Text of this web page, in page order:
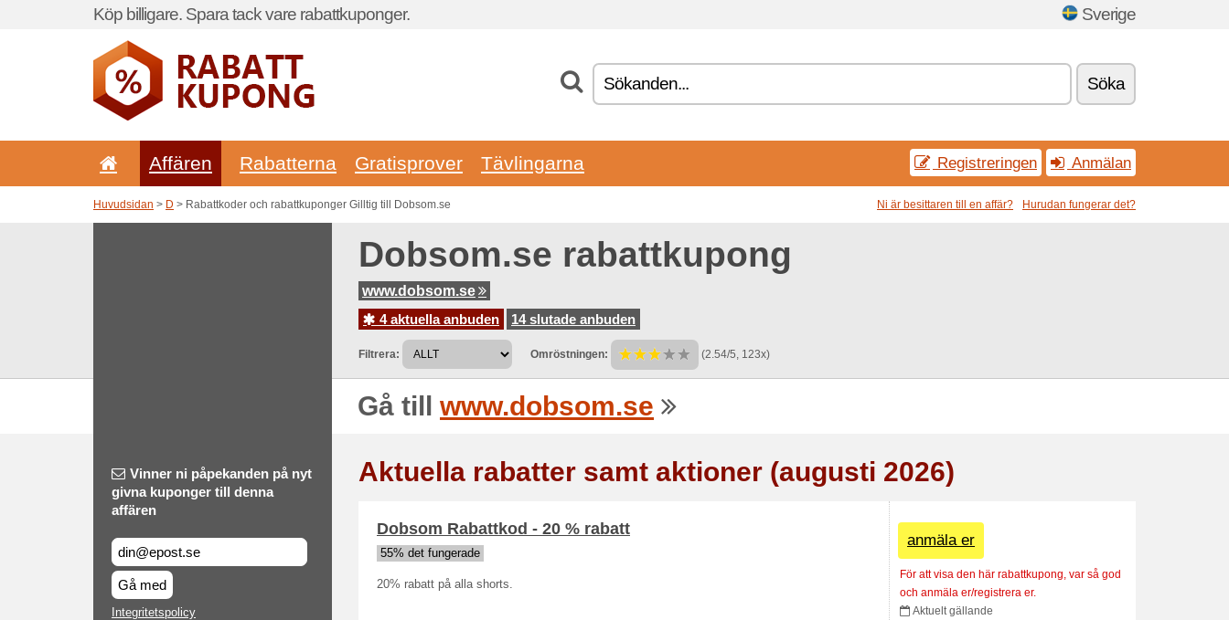
Köp billigare. Spara tack vare rabattkuponger. Sverige
Söka
Affären Rabatterna Gratisprover Tävlingarna Registreringen Anmälan
Huvudsidan > D > Rabattkoder och rabattkuponger Gilltig till Dobsom.se Ni är besittaren till en affär? Hurudan fungerar det?
Dobsom.se rabattkupong
www.dobsom.se
4 aktuella anbuden
14 slutade anbuden
Filtrera: Omröstningen: (2.54/5, 123x)
Gå till www.dobsom.se
Vinner ni påpekanden på nyt
givna kuponger till denna
affären
Gå med
Integritetspolicy
Aktuella rabatter samt aktioner (augusti 2026)
Dobsom Rabattkod - 20 % rabatt
55% det fungerade
20% rabatt på alla shorts.
anmäla er
För att visa den här rabattkupong, var så god
och anmäla er/registrera er.
Aktuelt gällande